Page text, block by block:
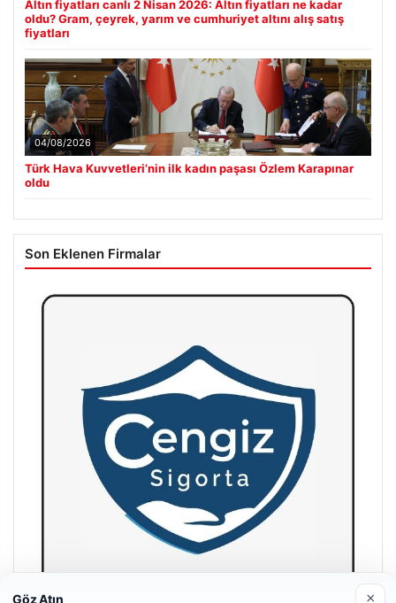
Altın fiyatları canlı 2 Nisan 2026: Altın fiyatları ne kadar
oldu? Gram, çeyrek, yarım ve cumhuriyet altını alış satış
fiyatları
04/08/2026
Türk Hava Kuvvetleri’nin ilk kadın paşası Özlem Karapınar
oldu
Son Eklenen Firmalar
Göz Atın ×